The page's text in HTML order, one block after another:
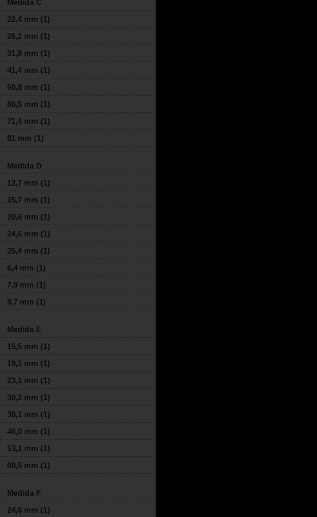
Medida C
22,4 mm (1)
26,2 mm (1)
31,8 mm (1)
41,4 mm (1)
50,8 mm (1)
60,5 mm (1)
71,4 mm (1)
81 mm (1)
Medida D
12,7 mm (1)
15,7 mm (1)
20,6 mm (1)
24,6 mm (1)
25,4 mm (1)
6,4 mm (1)
7,9 mm (1)
9,7 mm (1)
Medida E
15,5 mm (1)
19,1 mm (1)
23,1 mm (1)
30,2 mm (1)
38,1 mm (1)
46,0 mm (1)
53,1 mm (1)
60,5 mm (1)
Medida F
24,6 mm (1)